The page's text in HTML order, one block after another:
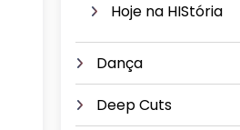
Hoje na HIStória
Dança
Deep Cuts